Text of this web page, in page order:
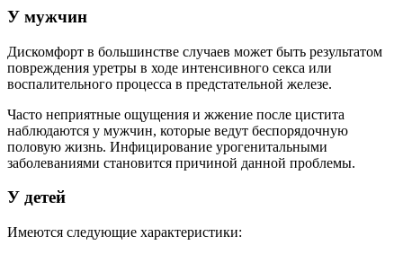
У мужчин
Дискомфорт в большинстве случаев может быть результатом
повреждения уретры в ходе интенсивного секса или
воспалительного процесса в предстательной железе.
Часто неприятные ощущения и жжение после цистита
наблюдаются у мужчин, которые ведут беспорядочную
половую жизнь. Инфицирование урогенитальными
заболеваниями становится причиной данной проблемы.
У детей
Имеются следующие характеристики: